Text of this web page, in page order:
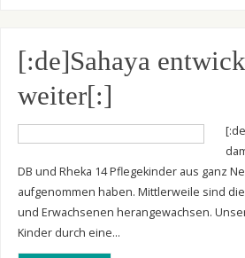
[:de]Sahaya
weiter[:]
DB und Rheka 14 Pflegekinder aus ganz
aufgenommen haben. Mittlerweile sind
und Erwachsenen herangewachsen.
Kinder durch eine…